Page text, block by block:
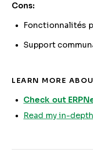
Cons:
Fonctionnalités
Support
LEARN MORE
Check out
Read my in-